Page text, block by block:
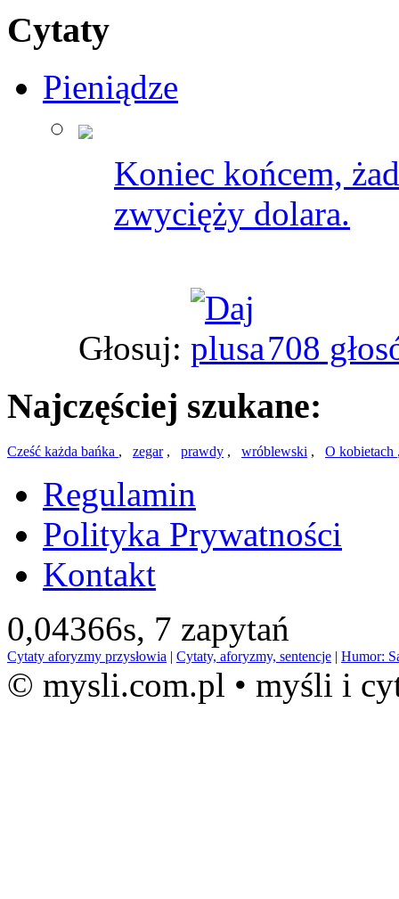
Cytaty
Pieniądze
Koniec końcem,
zwycięży dolara.
Głosuj: 708
Najczęściej szukane:
Cześć każda bańka , zegar, prawdy , wróblewski , O kobietach
Regulamin
Polityka Prywatności
Kontakt
0,04366s, 7 zapytań
Cytaty aforyzmy przysłowia | Cytaty, aforyzmy, sentencje | Humor:
© mysli.com.pl • myśli i